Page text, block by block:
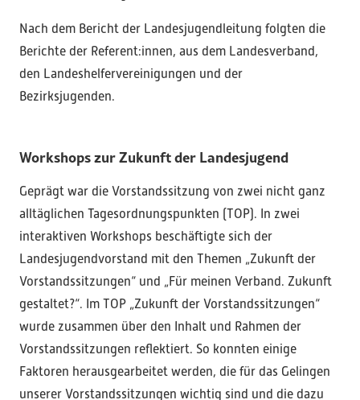
Nach dem Bericht der Landesjugendleitung folgten die
Berichte der Referent:innen, aus dem Landesverband,
den Landeshelfervereinigungen und der
Bezirksjugenden.
Workshops zur Zukunft der Landesjugend
Geprägt war die Vorstandssitzung von zwei nicht ganz
alltäglichen Tagesordnungspunkten (TOP). In zwei
interaktiven Workshops beschäftigte sich der
Landesjugendvorstand mit den Themen „Zukunft der
Vorstandssitzungen“ und „Für meinen Verband. Zukunft
gestaltet?“. Im TOP „Zukunft der Vorstandssitzungen“
wurde zusammen über den Inhalt und Rahmen der
Vorstandssitzungen reflektiert. So konnten einige
Faktoren herausgearbeitet werden, die für das Gelingen
unserer Vorstandssitzungen wichtig sind und die dazu